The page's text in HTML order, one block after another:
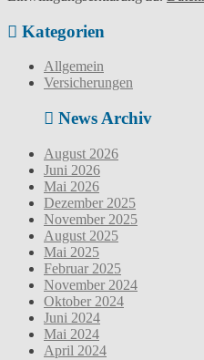
Kategorien
Allgemein
Versicherungen
News Archiv
August 2026
Juni 2026
Mai 2026
Dezember 2025
November 2025
August 2025
Mai 2025
Februar 2025
November 2024
Oktober 2024
Juni 2024
Mai 2024
April 2024